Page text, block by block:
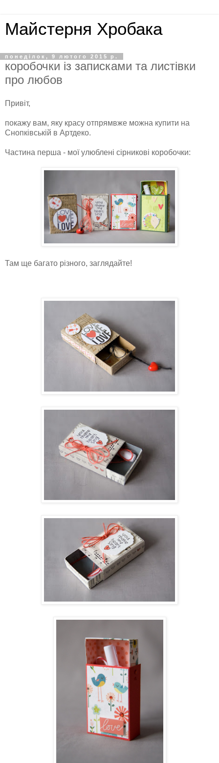
Майстерня Хробака
понеділок, 9 лютого 2015 р.
коробочки із записками та листівки
про любов
Привіт,
покажу вам, яку красу отпрямвже можна купити на
Снопківській в Артдеко.
Частина перша - мої улюблені сірникові коробочки:
Там ще багато різного, заглядайте!